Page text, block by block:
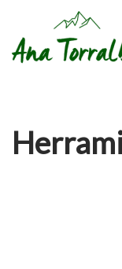
Saltar
al